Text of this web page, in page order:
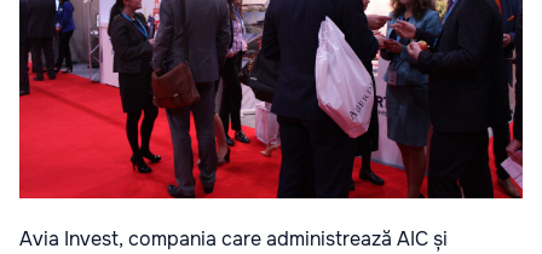
Avia Invest, compania care administrează AIC și